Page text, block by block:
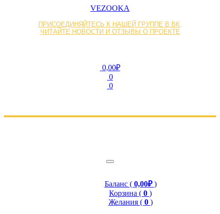
VEZOOKA
ПРИСОЕДИНЯЙТЕСЬ К НАШЕЙ ГРУППЕ В ВК,
ЧИТАЙТЕ НОВОСТИ И ОТЗЫВЫ О ПРОЕКТЕ
0,00₽
0
0
Баланс ( 0,00₽)
Корзина ( 0 )
Желания ( 0 )